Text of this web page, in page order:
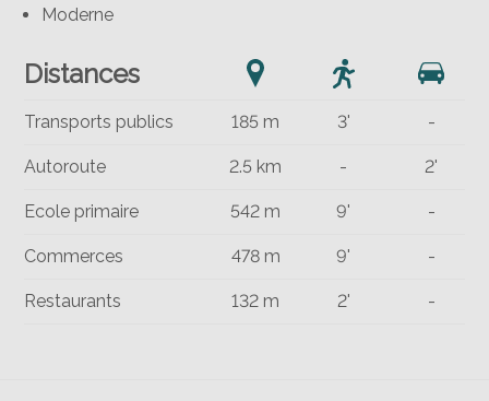
Moderne
Distances
Transports publics 185 m 3' -
Autoroute 2.5 km - 2'
Ecole primaire 542 m 9' -
Commerces 478 m 9' -
Restaurants 132 m 2' -